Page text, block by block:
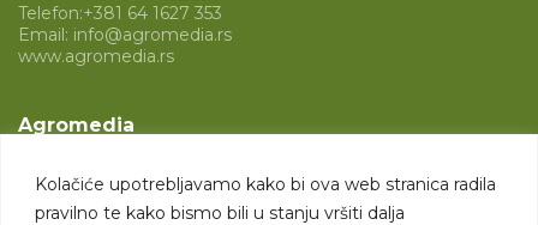
Kolačiće upotrebljavamo kako bi ova web stranica radila
pravilno te kako bismo bili u stanju vršiti dalja
Telefon:+381 64 1627 353
Email: info@agromedia.rs
www.agromedia.rs
Agromedia
Svet poljoprivrede